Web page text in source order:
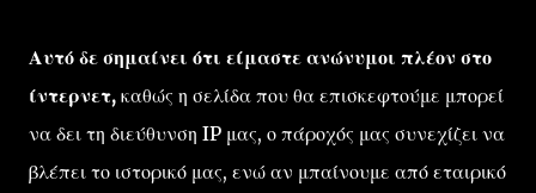
Αυτό δε σημαίνει ότι είμαστε ανώνυμοι πλέον στο
ίντερνετ, καθώς η σελίδα που θα επισκεφτούμε μπορεί
να δει τη διεύθυνση IP μας, ο πάροχός μας συνεχίζει να
βλέπει το ιστορικό μας, ενώ αν μπαίνουμε από εταιρικό